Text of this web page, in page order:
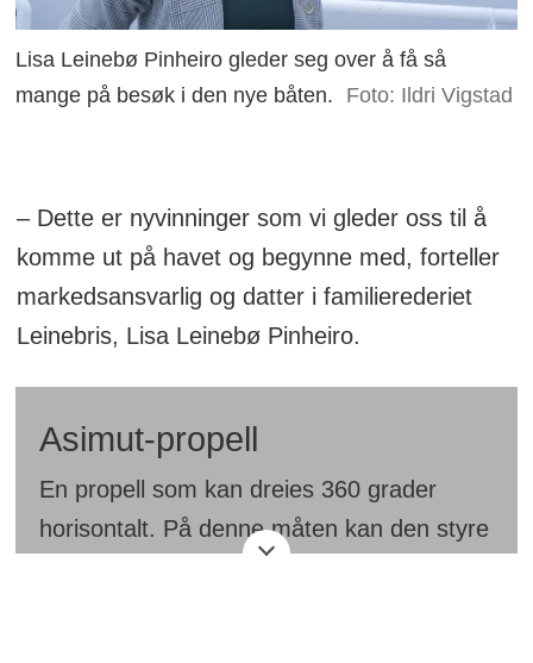
Lisa Leinebø Pinheiro gleder seg over å få så
mange på besøk i den nye båten.
Foto: Ildri Vigstad
– Dette er nyvinninger som vi gleder oss til å
komme ut på havet og begynne med, forteller
markedsansvarlig og datter i familierederiet
Leinebris, Lisa Leinebø Pinheiro.
Asimut-propell
En propell som kan dreies 360 grader
horisontalt. På denne måten kan den styre